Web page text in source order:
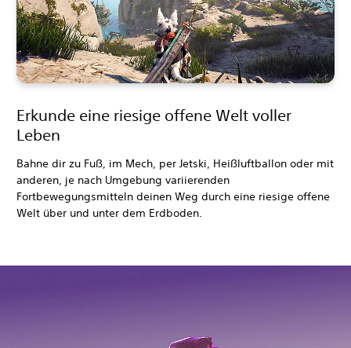
Erkunde eine riesige offene Welt voller
Leben
Bahne dir zu Fuß, im Mech, per Jetski, Heißluftballon oder mit
anderen, je nach Umgebung variierenden
Fortbewegungsmitteln deinen Weg durch eine riesige offene
Welt über und unter dem Erdboden.